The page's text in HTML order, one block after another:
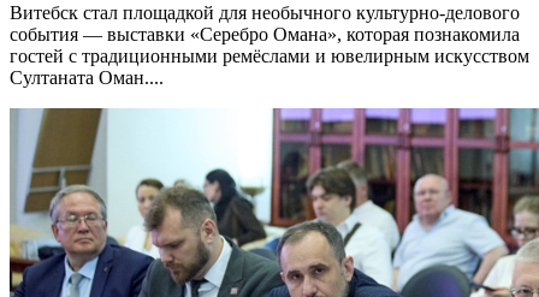
Витебск стал площадкой для необычного культурно-делового
события — выставки «Серебро Омана», которая познакомила
гостей с традиционными ремёслами и ювелирным искусством
Султаната Оман....